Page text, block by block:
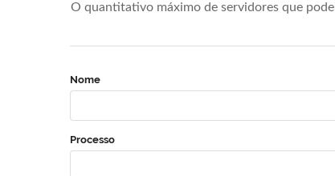
O quantitativo máximo de servidores que
Nome
Processo